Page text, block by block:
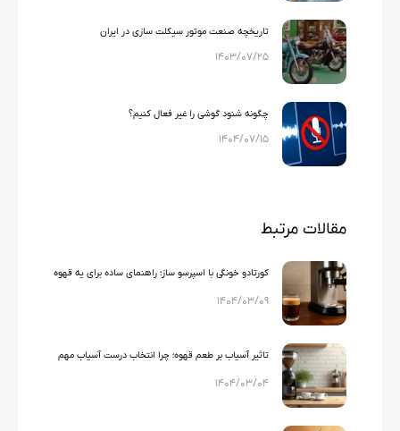
تاریخچه صنعت موتور سیکلت سازی در ایران
۱۴۰۳/۰۷/۲۵
چگونه شنود گوشی را غیر فعال کنیم؟
۱۴۰۴/۰۷/۱۵
مقالات مرتبط
کورتادو خونگی با اسپرسو ساز؛ راهنمای ساده برای یه قهوه
خاص
۱۴۰۴/۰۳/۰۹
تاثیر آسیاب بر طعم قهوه؛ چرا انتخاب درست آسیاب مهم
است؟
۱۴۰۴/۰۳/۰۴